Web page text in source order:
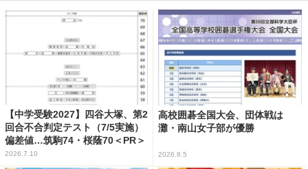
【中学受験2027】四谷大塚、第2
回合不合判定テスト（7/5実施）
偏差値…筑駒74・桜蔭70＜PR＞
2026.7.10
高校囲碁全国大会、団体戦は
灘・南山女子部が優勝
2026.8.5